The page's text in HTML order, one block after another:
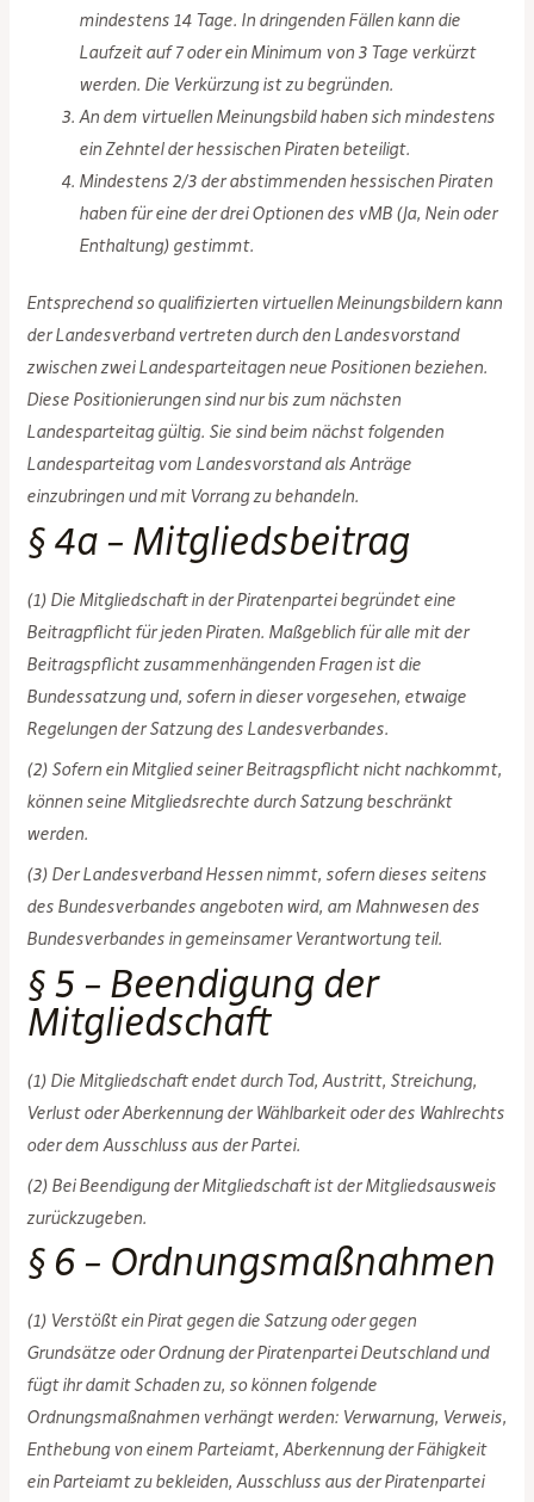
mindestens 14 Tage. In dringenden Fällen kann die
Laufzeit auf 7 oder ein Minimum von 3 Tage verkürzt
werden. Die Verkürzung ist zu begründen.
An dem virtuellen Meinungsbild haben sich mindestens
ein Zehntel der hessischen Piraten beteiligt.
Mindestens 2/3 der abstimmenden hessischen Piraten
haben für eine der drei Optionen des vMB (Ja, Nein oder
Enthaltung) gestimmt.
Entsprechend so qualifizierten virtuellen Meinungsbildern kann
der Landesverband vertreten durch den Landesvorstand
zwischen zwei Landesparteitagen neue Positionen beziehen.
Diese Positionierungen sind nur bis zum nächsten
Landesparteitag gültig. Sie sind beim nächst folgenden
Landesparteitag vom Landesvorstand als Anträge
einzubringen und mit Vorrang zu behandeln.
§ 4a – Mitgliedsbeitrag
(1) Die Mitgliedschaft in der Piratenpartei begründet eine
Beitragpflicht für jeden Piraten. Maßgeblich für alle mit der
Beitragspflicht zusammenhängenden Fragen ist die
Bundessatzung und, sofern in dieser vorgesehen, etwaige
Regelungen der Satzung des Landesverbandes.
(2) Sofern ein Mitglied seiner Beitragspflicht nicht nachkommt,
können seine Mitgliedsrechte durch Satzung beschränkt
werden.
(3) Der Landesverband Hessen nimmt, sofern dieses seitens
des Bundesverbandes angeboten wird, am Mahnwesen des
Bundesverbandes in gemeinsamer Verantwortung teil.
§ 5 – Beendigung der
Mitgliedschaft
(1) Die Mitgliedschaft endet durch Tod, Austritt, Streichung,
Verlust oder Aberkennung der Wählbarkeit oder des Wahlrechts
oder dem Ausschluss aus der Partei.
(2) Bei Beendigung der Mitgliedschaft ist der Mitgliedsausweis
zurückzugeben.
§ 6 – Ordnungsmaßnahmen
(1) Verstößt ein Pirat gegen die Satzung oder gegen
Grundsätze oder Ordnung der Piratenpartei Deutschland und
fügt ihr damit Schaden zu, so können folgende
Ordnungsmaßnahmen verhängt werden: Verwarnung, Verweis,
Enthebung von einem Parteiamt, Aberkennung der Fähigkeit
ein Parteiamt zu bekleiden, Ausschluss aus der Piratenpartei